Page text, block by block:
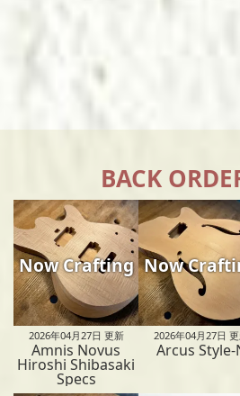
BACK
Now Crafting
2026年04月27日 更新
Amnis Novus
Hiroshi Shibasaki
Specs
Now
2026年04月27日
Arcus Style-